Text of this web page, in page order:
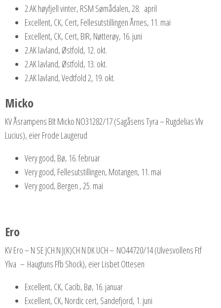
2.AK høyfjell vinter, RSM Sømådalen, 28. april
Excellent, CK, Cert, Fellesutstillingen Årnes, 11. mai
Excellent, CK, Cert, BIR, Nøtterøy, 16. juni
2.AK lavland, Østfold, 12. okt.
2.AK lavland, Østfold, 13. okt.
2.AK lavland, Vedtfold 2, 19. okt.
Micko
KV Åsrampens Blt Micko NO31282/17 (Sagåsens Tyra – Rugdelias Vlv
Lucius), eier Frode Laugerud
Very good, Bø, 16. februar
Very good, Fellesutstillingen, Motangen, 11. mai
Very good, Bergen , 25. mai
Ero
KV Ero – N SE JCH N J(K)CH N DK UCH – NO44720/14 (Ulvesvollens Ftf
Ylva – Haugtuns Ffb Shock), eier Lisbet Ottesen
Excellent, CK, Cacib, Bø, 16. januar
Excellent, CK, Nordic cert, Sandefjord, 1. juni